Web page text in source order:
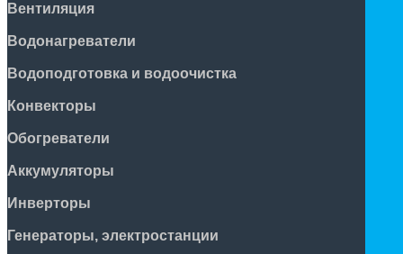
Вентиляция
Водонагреватели
Водоподготовка и водоочистка
Конвекторы
Обогреватели
Аккумуляторы
Инверторы
Генераторы, электростанции